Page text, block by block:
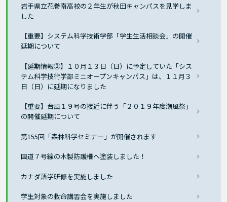
岩手県立花巻南高校の２年生が秋田キャンパスを見学しま
した
【重要】システム科学技術学部「学生生活相談会」の開催
延期について
【延期情報②】１０月１３日（日）に予定していた「シス
テム科学技術学部ミニオープンキャンパス」は、１１月３
日（日）に延期になりました
【重要】台風１９号の接近に伴う「２０１９年度潮風祭」
の開催延期について
第155回「森林科学セミナー」が開催されます
国道７号線の木製防護柵へ塗装しました！
カナダ語学研修を実施しました
学生対象の救命講習会を実施しました